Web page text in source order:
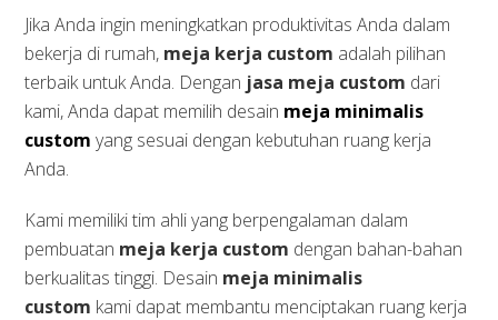
Jika Anda ingin meningkatkan produktivitas Anda dalam
bekerja di rumah, meja kerja custom adalah pilihan
terbaik untuk Anda. Dengan jasa meja custom dari
kami, Anda dapat memilih desain meja minimalis
custom yang sesuai dengan kebutuhan ruang kerja
Anda.
Kami memiliki tim ahli yang berpengalaman dalam
pembuatan meja kerja custom dengan bahan-bahan
berkualitas tinggi. Desain meja minimalis
custom kami dapat membantu menciptakan ruang kerja